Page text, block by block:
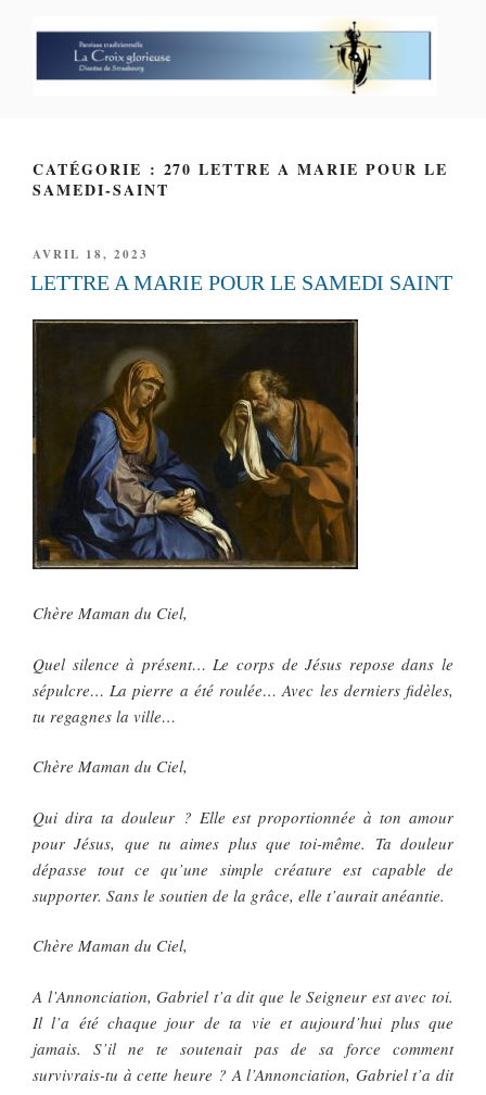
CATÉGORIE : 270 LETTRE A MARIE POUR LE
SAMEDI-SAINT
PUBLIÉ
LE
AVRIL 18, 2023
LETTRE A MARIE POUR LE SAMEDI SAINT
Chère Maman du Ciel,
Quel silence à présent… Le corps de Jésus repose dans le
sépulcre… La pierre a été roulée… Avec les derniers fidèles,
tu regagnes la ville…
Chère Maman du Ciel,
Qui dira ta douleur ? Elle est proportionnée à ton amour
pour Jésus, que tu aimes plus que toi-même. Ta douleur
dépasse tout ce qu’une simple créature est capable de
supporter. Sans le soutien de la grâce, elle t’aurait anéantie.
Chère Maman du Ciel,
A l’Annonciation, Gabriel t’a dit que le Seigneur est avec toi.
Il l’a été chaque jour de ta vie et aujourd’hui plus que
jamais. S’il ne te soutenait pas de sa force comment
survivrais-tu à cette heure ? A l’Annonciation, Gabriel t’a dit